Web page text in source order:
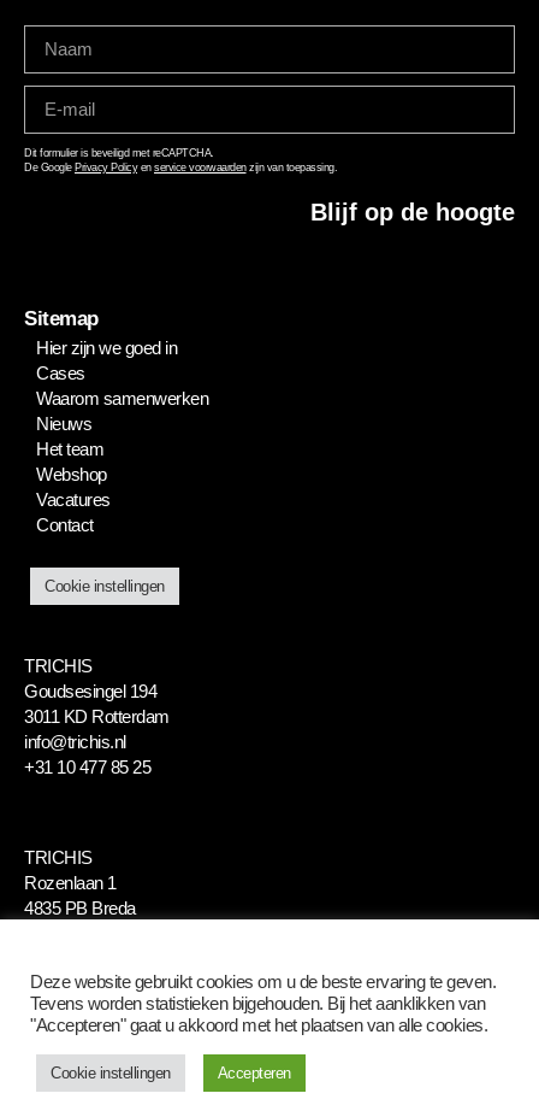
Dit formulier is beveiligd met reCAPTCHA.
De Google Privacy Policyen service voorwaardenzijn van toepassing.
Blijf op de hoogte
Sitemap
Hier zijn we goed in
Cases
Waarom samenwerken
Nieuws
Het team
Webshop
Vacatures
Contact
Cookie instellingen
TRICHIS
Goudsesingel 194
3011 KD Rotterdam
info@trichis.nl
+31 10 477 85 25
TRICHIS
Rozenlaan 1
4835 PB Breda
Deze website gebruikt cookies om u de beste ervaring te geven.
Tevens worden statistieken bijgehouden. Bij het aanklikken van
"Accepteren" gaat u akkoord met het plaatsen van alle cookies.
Cookie instellingen Accepteren